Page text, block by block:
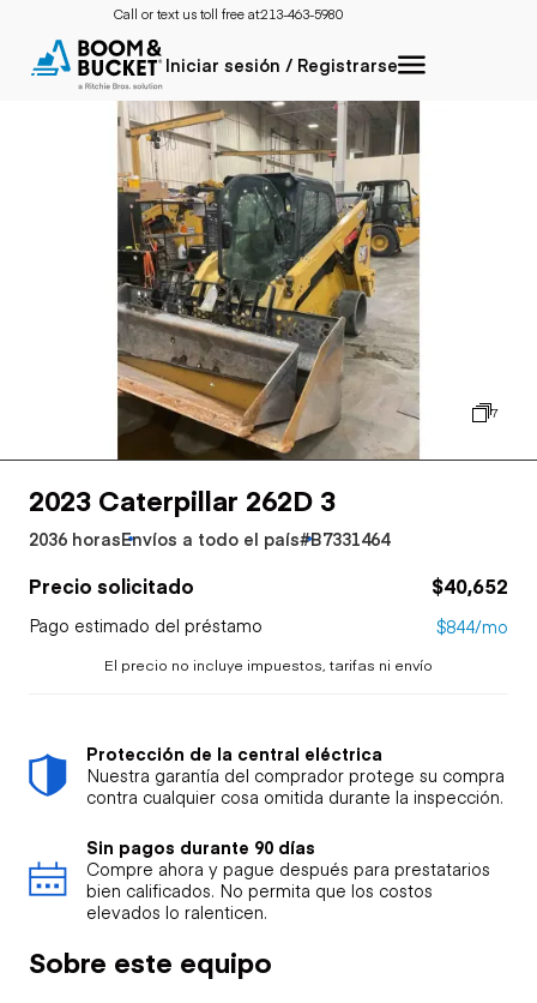
Call or text us toll free at:213-463-5980
Iniciar sesión / Registrarse
7
2023 Caterpillar 262D 3
2036 horasEnvíos a todo el país#B7331464
Precio solicitado $40,652
Pago estimado del préstamo $844/mo
El precio no incluye impuestos, tarifas ni envío
Protección de la central eléctrica
Nuestra garantía del comprador protege su compra
contra cualquier cosa omitida durante la inspección.
Sin pagos durante 90 días
Compre ahora y pague después para prestatarios
bien calificados. No permita que los costos
elevados lo ralenticen.
Sobre este equipo